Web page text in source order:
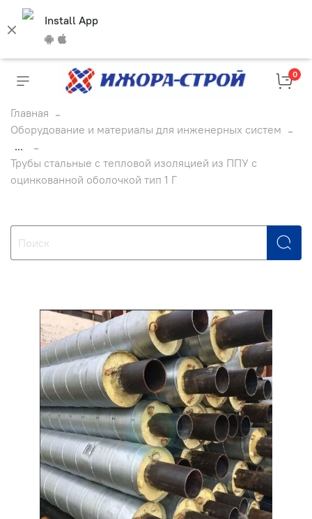
Install App
0
Главная
Оборудование и материалы для инженерных систем
...
Трубы стальные с тепловой изоляцией из ППУ с
оцинкованной оболочкой тип 1 Г